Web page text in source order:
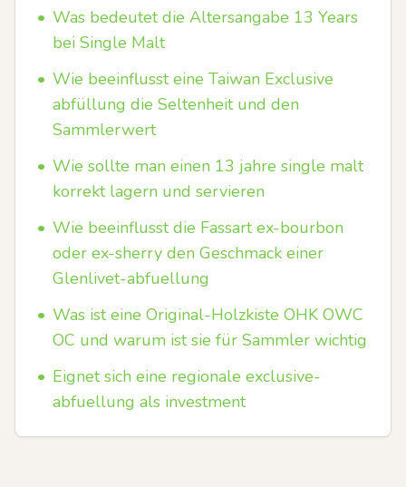
• Was bedeutet die Altersangabe 13 Years
bei Single Malt
• Wie beeinflusst eine Taiwan Exclusive
abfüllung die Seltenheit und den
Sammlerwert
• Wie sollte man einen 13 jahre single malt
korrekt lagern und servieren
• Wie beeinflusst die Fassart ex-bourbon
oder ex-sherry den Geschmack einer
Glenlivet-abfuellung
• Was ist eine Original-Holzkiste OHK OWC
OC und warum ist sie für Sammler wichtig
• Eignet sich eine regionale exclusive-
abfuellung als investment